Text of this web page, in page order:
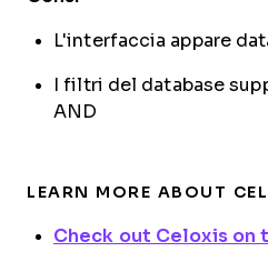
L'interfaccia appare
I filtri del database
AND
LEARN MORE ABOUT
Check out Celoxis on